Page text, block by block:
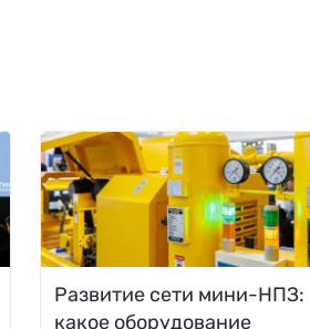
Развитие сети мини-НПЗ:
какое оборудование